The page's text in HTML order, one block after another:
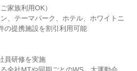
家族利用OK）
、テーマパーク、ホテル、ホワイトニ
の提携施設を割引利用可能
員研修を実施